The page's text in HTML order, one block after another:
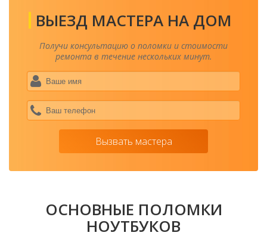
ВЫЕЗД МАСТЕРА НА ДОМ
Получи консультацию о поломки и стоимости
ремонта в течение нескольких минут.
Вызвать мастера
ОСНОВНЫЕ ПОЛОМКИ
НОУТБУКОВ